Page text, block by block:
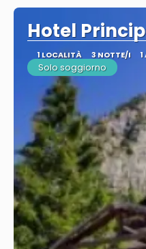
Hotel
1 LOCALITÀ 3 NOTTE/I
Solo soggiorno